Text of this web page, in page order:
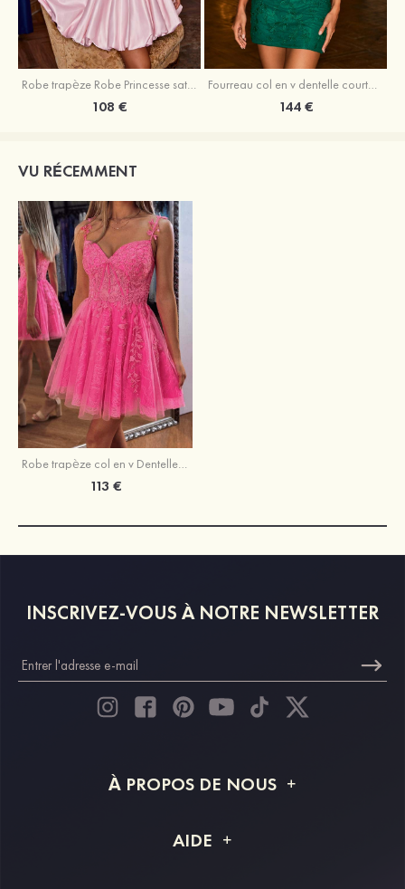
Robe trapèze Robe Princesse satin sans manches courte/mini robe de fête de la rentrée
108 €
Fourreau col en v dentelle courte/mini robe de fête de la rentré avec perles
144 €
VU RÉCEMMENT
Robe trapèze col en v Dentelle courte/mini robe de fête de la rentrée
113 €
INSCRIVEZ-VOUS À NOTRE NEWSLETTER
À PROPOS DE NOUS
Livraison
AIDE